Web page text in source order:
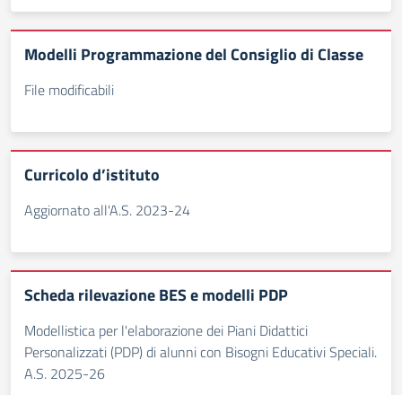
Modelli Programmazione del Consiglio di Classe
File modificabili
Curricolo d’istituto
Aggiornato all'A.S. 2023-24
Scheda rilevazione BES e modelli PDP
Modellistica per l'elaborazione dei Piani Didattici
Personalizzati (PDP) di alunni con Bisogni Educativi Speciali.
A.S. 2025-26